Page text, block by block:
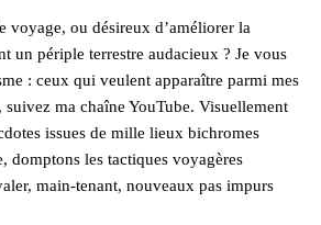
voyage, ou désireux d’améliorer la
un périple terrestre audacieux ? Je vous
: ceux qui veulent apparaître parmi mes
suivez ma chaîne YouTube. Visuellement
issues de mille lieux bichromes
domptons les tactiques voyagères
main-tenant, nouveaux pas impurs